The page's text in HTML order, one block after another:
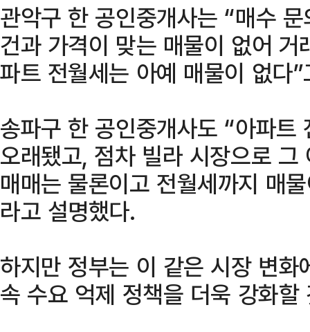
관악구 한 공인중개사는 “매수
건과 가격이 맞는 매물이 없어
파트 전월세는 아예 매물이 없다
송파구 한 공인중개사도 “아파
오래됐고, 점차 빌라 시장으로
매매는 물론이고 전월세까지 매
라고 설명했다.
하지만 정부는 이 같은 시장 변
속 수요 억제 정책을 더욱 강화할